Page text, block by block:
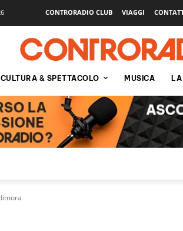
CONTRORADIO CLUB VIAGGI
CULTURA & SPETTACOLO MUSICA LA